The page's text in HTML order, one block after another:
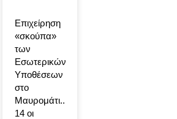
Επιχείρηση
«σκούπα»
των
Εσωτερικών
Υποθέσεων
στο
Μαυρομάτι..
14 οι